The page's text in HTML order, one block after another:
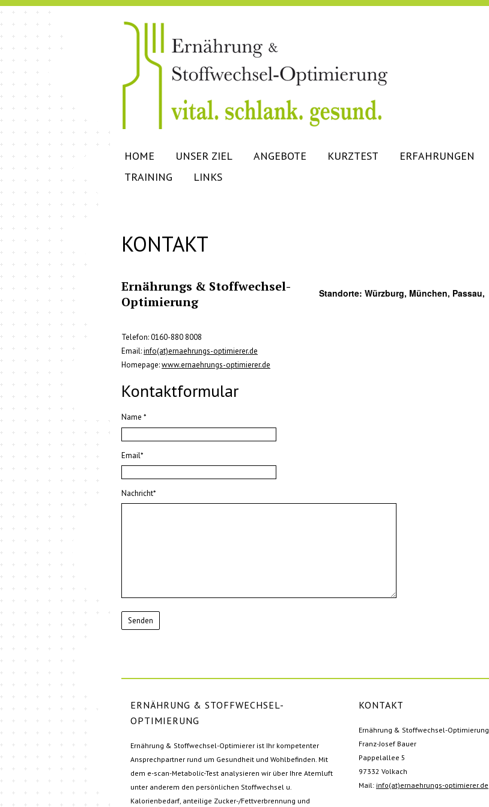
HOME UNSER ZIEL ANGEBOTE KURZTEST ERFAHRUNGEN
TRAINING
LINKS
KONTAKT
Ernährungs & Stoffwechsel-
Optimierung
Standorte: Würzburg, München, Passau,
Telefon: 0160-880 8008
Email:info(at)ernaehrungs-optimierer.de
Homepage:www.ernaehrungs-optimierer.de
Kontaktformular
Name *
Email*
Nachricht*
Senden
ERNÄHRUNG & STOFFWECHSEL-
OPTIMIERUNG
Ernährung & Stoffwechsel-Optimierer ist Ihr kompetenter
Ansprechpartner rund um Gesundheit und Wohlbefinden. Mit
dem e-scan-Metabolic-Test analysieren wir über Ihre Atemluft
unter anderem den persönlichen Stoffwechsel u.
Kalorienbedarf, anteilige Zucker-/Fettverbrennung und
KONTAKT
Ernährung & Stoffwechsel-Optimierung
Franz-Josef Bauer
Pappelallee 5
97332 Volkach
Mail: info(at)ernaehrungs-optimierer.de